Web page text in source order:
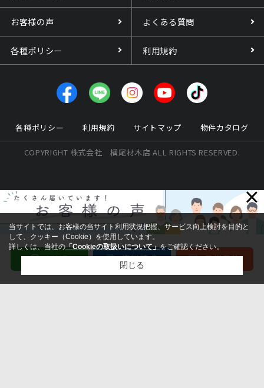
お客様の声 よくある質問
各種ポリシー 利用規約
各種ポリシー 利用規約 サイトマップ 物件カタログ
COPYRIGHT 株式会社 横尾材木店 ALL RIGHTS RESERVED.
×
当サイトでは、お客様の当サイト利用状況把握、サービス向上検討を目的と
して、クッキー（Cookie）を使用しています。
詳しくは、当社の「Cookieの取扱いについて」をご確認ください。
閉じる